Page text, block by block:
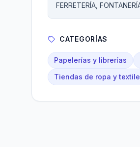
FERRETERÍA,
CATEGORÍAS
Papelerías y librerías
Tiendas de ropa y